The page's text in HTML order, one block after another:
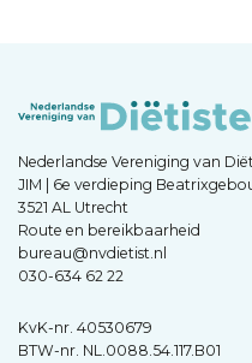
Nederlandse Vereniging van
JIM | 6e verdieping
3521 AL Utrecht
Route en bereikbaarheid
bureau@nvdietist.nl
030-634 62 22
KvK-nr. 40530679
BTW-nr. NL.0088.54.117.B01